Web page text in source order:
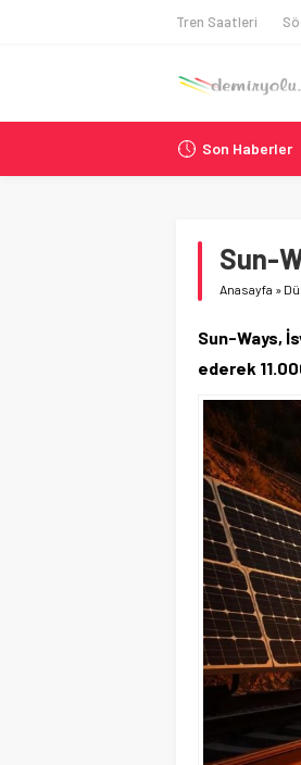
Tren Saatleri
Son Haberler
Sun-
Anasayfa »
Sun-Ways,
ederek